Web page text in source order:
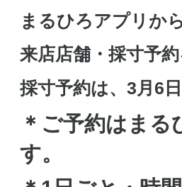
まるひろアプリか
来店店舗・採寸予
採寸予約は、3月6
＊ご予約はま
す。